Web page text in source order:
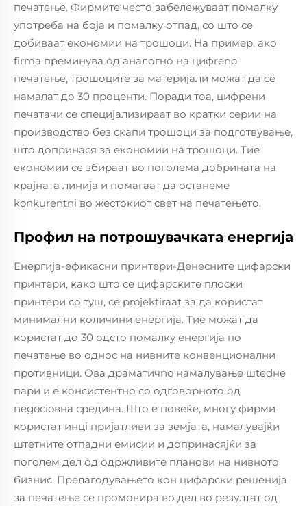
печатење. Фирмите често забележуваат помалку
употреба на боја и помалку отпад, со што се
добиваат економии на трошоци. На пример, ако
firma преминува од аналогно на цифreno
печатeњe, трошоците за материjали можат да се
намалат до 30 проценти. Поради тоa, цифрени
печатачи се специjализираат во кратки серии на
производство без скапи трошоци за подготвување,
што допринася за економии на трошоци. Тие
економии се збираат во поголема добрината на
крајната линија и помагаат да останеме
konkurentni во жестокиот свет на печатењето.
Профил на потрошувачката енергија
Енергија-ефикасни принтери-Денесните цифарски
принтери, како што се цифарските плоски
принтери со туш, се projektiraat за да користат
минимални количини енергија. Тие можат да
користат до 30 одсто помалку енергија по
печатење во однос на нивните конвенционални
противници. Ова драматичno намалување шtedне
пари и е конcистентно со одговорното од
negocioвна средина. Што e повеќe, многу фирми
користат инцi приjатливи за земјата, намалувајќи
штетните отпадни емисии и допринасяјќи за
поголем дел од одржливите планови на нивното
бизнис. Прелагодувањето кон цифарски решенија
за печатење се промовира во дел во резултат од